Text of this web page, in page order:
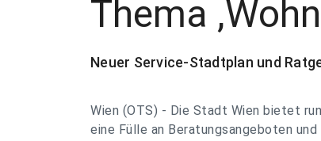
Thema
Neuer Service-Stadtplan und
Wien (OTS) - Die Stadt Wien bietet
eine Fülle an Beratungsangeboten